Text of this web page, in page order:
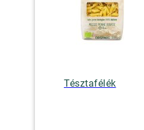
Tésztafélék